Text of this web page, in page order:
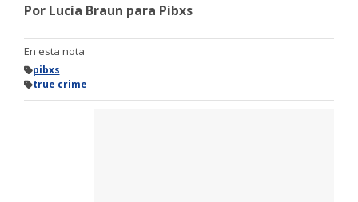
Por Lucía Braun para Pibxs
En esta nota
pibxs
true crime